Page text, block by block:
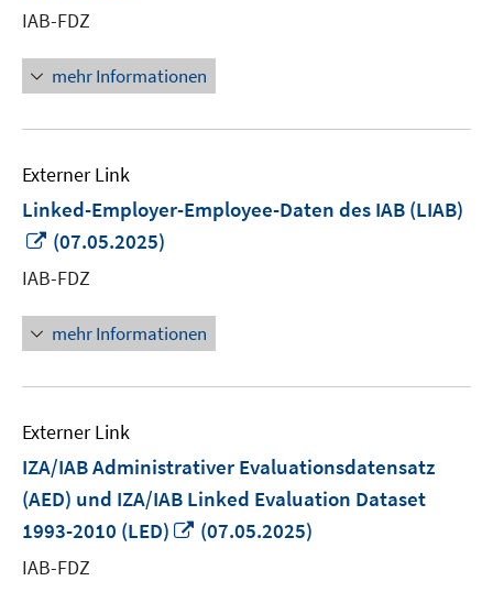
IAB-FDZ
mehr Informationen
Externer Link
Linked-Employer-Employee-Daten des IAB (LIAB)
In
Fenster
öffnen
(07.05.2025)
IAB-FDZ
mehr Informationen
Externer Link
IZA/IAB Administrativer Evaluationsdatensatz
(AED) und IZA/IAB Linked Evaluation Dataset
1993-2010 (LED)
In
(07.05.2025)
IAB-FDZ